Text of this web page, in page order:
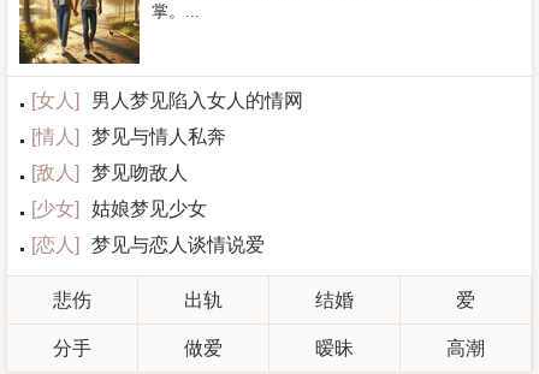
掌。...
[女人 ]
男人梦见陷入女人的情网
[情人 ]
梦见与情人私奔
[敌人 ]
梦见吻敌人
[少女]
姑娘梦见少女
[恋人 ] 梦见与恋人谈情说爱
悲伤 出轨 结婚 爱
分手 做爱 暧昧 高潮